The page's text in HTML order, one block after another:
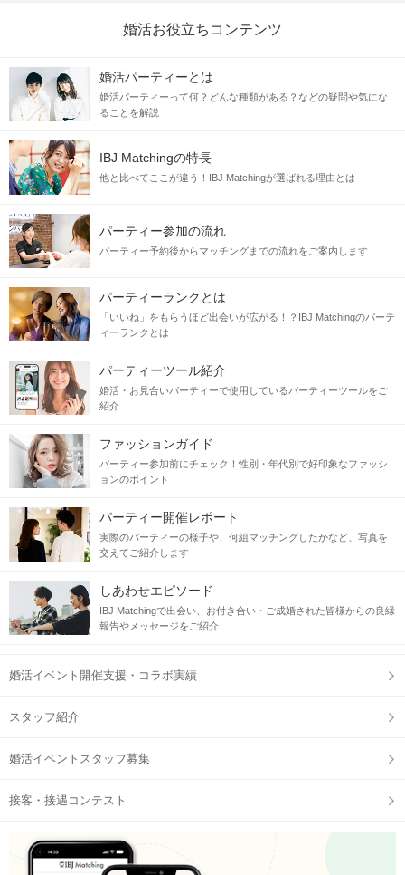
婚活お役立ちコンテンツ
婚活パーティーとは
婚活パーティーって何？どんな種類がある？などの疑問や気にな
ることを解説
IBJ Matchingの特長
他と比べてここが違う！IBJ Matchingが選ばれる理由とは
パーティー参加の流れ
パーティー予約後からマッチングまでの流れをご案内します
パーティーランクとは
「いいね」をもらうほど出会いが広がる！？IBJ Matchingのパーテ
ィーランクとは
パーティーツール紹介
婚活・お見合いパーティーで使用しているパーティーツールをご
紹介
ファッションガイド
パーティー参加前にチェック！性別・年代別で好印象なファッシ
ョンのポイント
パーティー開催レポート
実際のパーティーの様子や、何組マッチングしたかなど、写真を
交えてご紹介します
しあわせエピソード
IBJ Matchingで出会い、お付き合い・ご成婚された皆様からの良縁
報告やメッセージをご紹介
婚活イベント開催支援・コラボ実績
スタッフ紹介
婚活イベントスタッフ募集
接客・接遇コンテスト